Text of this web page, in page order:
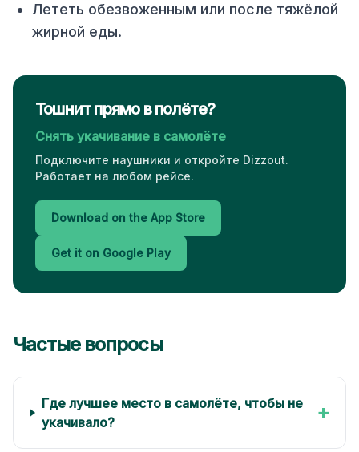
Лететь обезвоженным или после тяжёлой
жирной еды.
Тошнит прямо в полёте?
Снять укачивание в самолёте
Подключите наушники и откройте Dizzout.
Работает на любом рейсе.
Download on the App Store
Get it on Google Play
Частые вопросы
Где лучшее место в самолёте, чтобы не
укачивало?
+